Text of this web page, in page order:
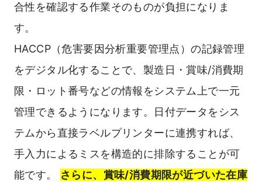
合性を確認する作業そのものが負担になりま
す。
HACCP（危害要因分析重要管理点）の記録管理
をデジタル化することで、製造日・賞味/消費期
限・ロット番号などの情報をシステム上で一元
管理できるようになります。日付データをシス
テムから直接ラベルプリンターに連携すれば、
手入力によるミスを構造的に排除することが可
能です。 さらに、賞味/消費期限が近づいた在庫